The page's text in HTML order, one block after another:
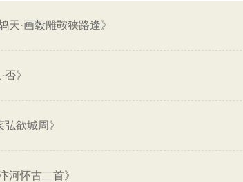
天·画毂雕鞍狭路逢》
否》
弘欲城周》
河怀古二首》